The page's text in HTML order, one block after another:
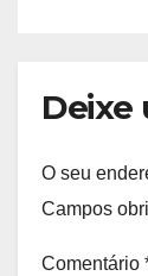
Deixe
O seu
Campos
Comentário